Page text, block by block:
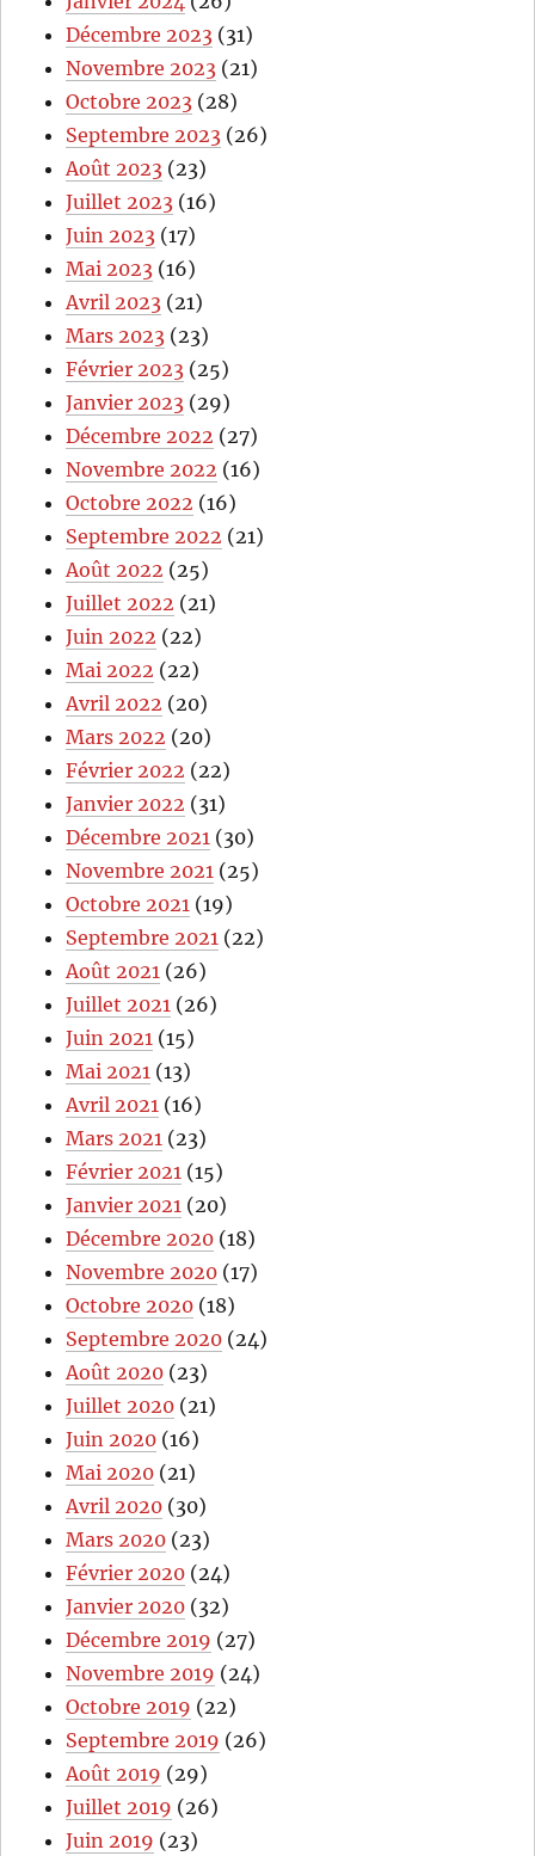
Décembre 2023 (31)
Novembre 2023 (21)
Octobre 2023 (28)
Septembre 2023 (26)
Août 2023 (23)
Juillet 2023 (16)
Juin 2023 (17)
Mai 2023 (16)
Avril 2023 (21)
Mars 2023 (23)
Février 2023 (25)
Janvier 2023 (29)
Décembre 2022 (27)
Novembre 2022 (16)
Octobre 2022 (16)
Septembre 2022 (21)
Août 2022 (25)
Juillet 2022 (21)
Juin 2022 (22)
Mai 2022 (22)
Avril 2022 (20)
Mars 2022 (20)
Février 2022 (22)
Janvier 2022 (31)
Décembre 2021 (30)
Novembre 2021 (25)
Octobre 2021 (19)
Septembre 2021 (22)
Août 2021 (26)
Juillet 2021 (26)
Juin 2021 (15)
Mai 2021 (13)
Avril 2021 (16)
Mars 2021 (23)
Février 2021 (15)
Janvier 2021 (20)
Décembre 2020 (18)
Novembre 2020 (17)
Octobre 2020 (18)
Septembre 2020 (24)
Août 2020 (23)
Juillet 2020 (21)
Juin 2020 (16)
Mai 2020 (21)
Avril 2020 (30)
Mars 2020 (23)
Février 2020 (24)
Janvier 2020 (32)
Décembre 2019 (27)
Novembre 2019 (24)
Octobre 2019 (22)
Septembre 2019 (26)
Août 2019 (29)
Juillet 2019 (26)
Juin 2019 (23)